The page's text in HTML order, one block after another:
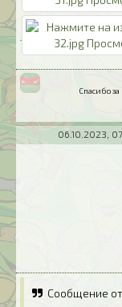
Спасибо за
06.10.2023,
Сообщение от